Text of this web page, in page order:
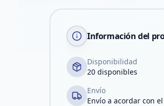
Información del
Disponibilidad
20 disponibles
Envío
Envío a acordar con